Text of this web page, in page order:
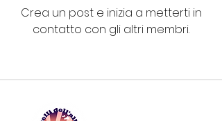
Crea un post e inizia a metterti in
contatto con gli altri membri.